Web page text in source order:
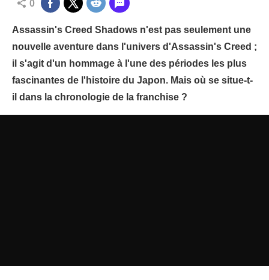
0
Assassin's Creed Shadows n'est pas seulement une
nouvelle aventure dans l'univers d'Assassin's Creed ;
il s'agit d'un hommage à l'une des périodes les plus
fascinantes de l'histoire du Japon. Mais où se situe-t-
il dans la chronologie de la franchise ?